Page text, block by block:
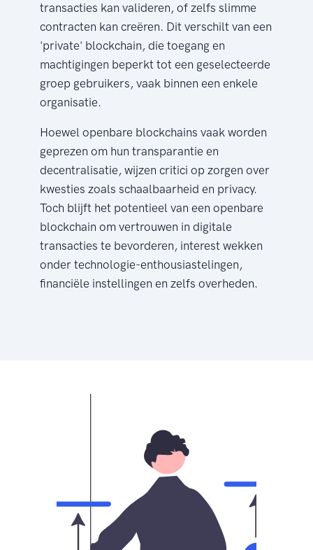
transacties kan valideren, of zelfs slimme
contracten kan creëren. Dit verschilt van een
'private' blockchain, die toegang en
machtigingen beperkt tot een geselecteerde
groep gebruikers, vaak binnen een enkele
organisatie.
Hoewel openbare blockchains vaak worden
geprezen om hun transparantie en
decentralisatie, wijzen critici op zorgen over
kwesties zoals schaalbaarheid en privacy.
Toch blijft het potentieel van een openbare
blockchain om vertrouwen in digitale
transacties te bevorderen, interest wekken
onder technologie-enthousiastelingen,
financiële instellingen en zelfs overheden.